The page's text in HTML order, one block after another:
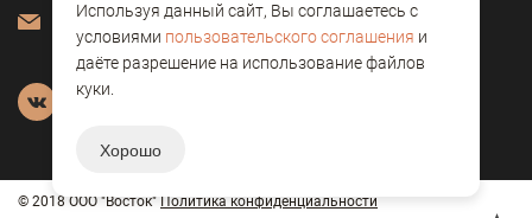
vostok-clock@mail.ru
© 2018 ООО "Восток" Политика конфиденциальности
Используя данный сайт, Вы соглашаетесь с
условиями пользовательского соглашения и
даёте разрешение на использование файлов
куки.
Хорошо